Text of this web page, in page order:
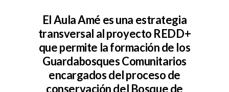
El Aula Amé es una estrategia
transversal al proyecto REDD+
que permite la formación de los
Guardabosques Comunitarios
encargados del proceso de
conservación del Bosque de